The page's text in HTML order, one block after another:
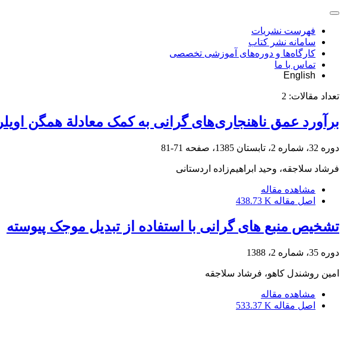
فهرست نشریات
سامانه نشر کتاب
کارگاه‌ها و دوره‌های آموزشی تخصصی
تماس با ما
English
تعداد مقالات: 2
برآورد عمق ناهنجاری‌های گرانی به کمک معادلة همگن اویلر
دوره 32، شماره 2، تابستان 1385، صفحه 71-81
فرشاد سلاجقه، وحید ابراهیم‌زاده اردستانی
مشاهده مقاله
اصل مقاله 438.73 K
تشخیص منبع های گرانی با استفاده از تبدیل موجک پیوسته
دوره 35، شماره 2، 1388
امین روشندل کاهو، فرشاد سلاجقه
مشاهده مقاله
اصل مقاله 533.37 K